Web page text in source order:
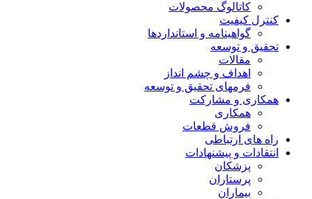
کاتالوگ محصولات
کنترل کیفیت
گواهينامه و استانداردها
تحقيق و توسعه
مقالات
اهداف و چشم انداز
فرمهای تحقیق و توسعه
همکاری و مشارکت
همکاری
فروش قطعات
راه های ارتباطی
انتقادات و پيشنهادات
پزشكان
پرستاران
بيماران